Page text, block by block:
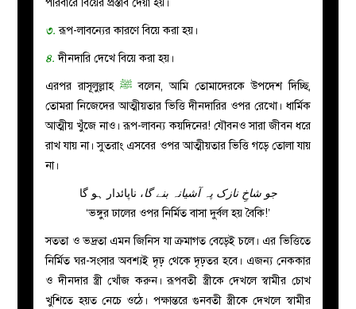
পরিবারে বিয়ের প্রস্তাব দেয়া হয়।
৩. রূপ-লাবন্যের কারণে বিয়ে করা হয়।
৪. দীনদারি দেখে বিয়ে করা হয়।
এরপর রাসূলুল্লাহ ﷺবলেন, আমি তোমাদেরকে উপদেশ দিচ্ছি,
তোমরা নিজেদের আত্মীয়তার ভিত্তি দীনদারির ওপর রেখো। ধার্মিক
আত্মীয় খুঁজে নাও। রূপ-লাবন্য কয়দিনের! যৌবনও সারা জীবন ধরে
রাখ যায় না। সুতরাং এসবের ওপর আত্মীয়তার ভিত্তি গড়ে তোলা যায়
না।
جو شاخِ نازک پہ آشیانہ بنے گا، ناپائدار ہو گا
‘ভঙ্গুর ঢালের ওপর নির্মিত বাসা দুর্বল হয় বৈকি!’
সততা ও ভদ্রতা এমন জিনিস যা ক্রমাগত বেড়েই চলে। এর ভিত্তিতে
নির্মিত ঘর-সংসার অবশ্যই দৃঢ় থেকে দৃঢ়তর হবে। এজন্য নেককার
ও দীনদার স্ত্রী খোঁজ করুন। রূপবতী স্ত্রীকে দেখলে স্বামীর চোখ
খুশিতে হয়ত নেচে ওঠে। পক্ষান্তরে গুনবতী স্ত্রীকে দেখলে স্বামীর